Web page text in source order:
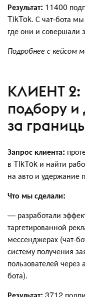
Результат: 11400
TikTok. С чат-бота мы
где они и совершали
Подробнее с кейсом
КЛИЕНТ 2:
подбору и
за
Запрос клиента:
в TikTok и найти
на авто и удержание
Что мы сделали:
— разработали
таргетированной
мессенджерах (чат-
систему получения
пользователей
бота).
Результат: 3712